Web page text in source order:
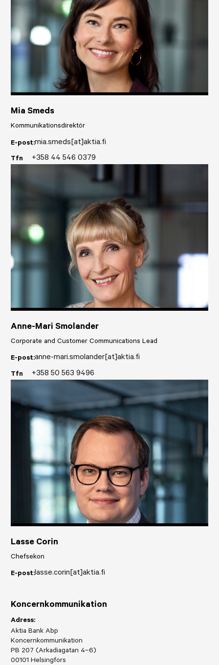
Koncernkommunikation
Adress:
Aktia Bank Abp
Koncernkommunikation
PB 207 (Arkadiagatan 4–6)
00101 Helsingfors
Mia Smeds
Kommunikationsdirektör
E-post:mia.smeds[at]aktia.fi
Tfn +358 44 546 0379
Anne-Mari Smolander
Corporate and Customer Communications Lead
E-post:anne-mari.smolander[at]aktia.fi
Tfn +358 50 563 9496
Lasse Corin
Chefsekon
E-post:lasse.corin[at]aktia.fi